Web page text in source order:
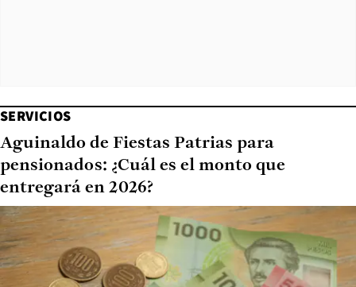
SERVICIOS
Aguinaldo de Fiestas Patrias para
pensionados: ¿Cuál es el monto que
entregará en 2026?